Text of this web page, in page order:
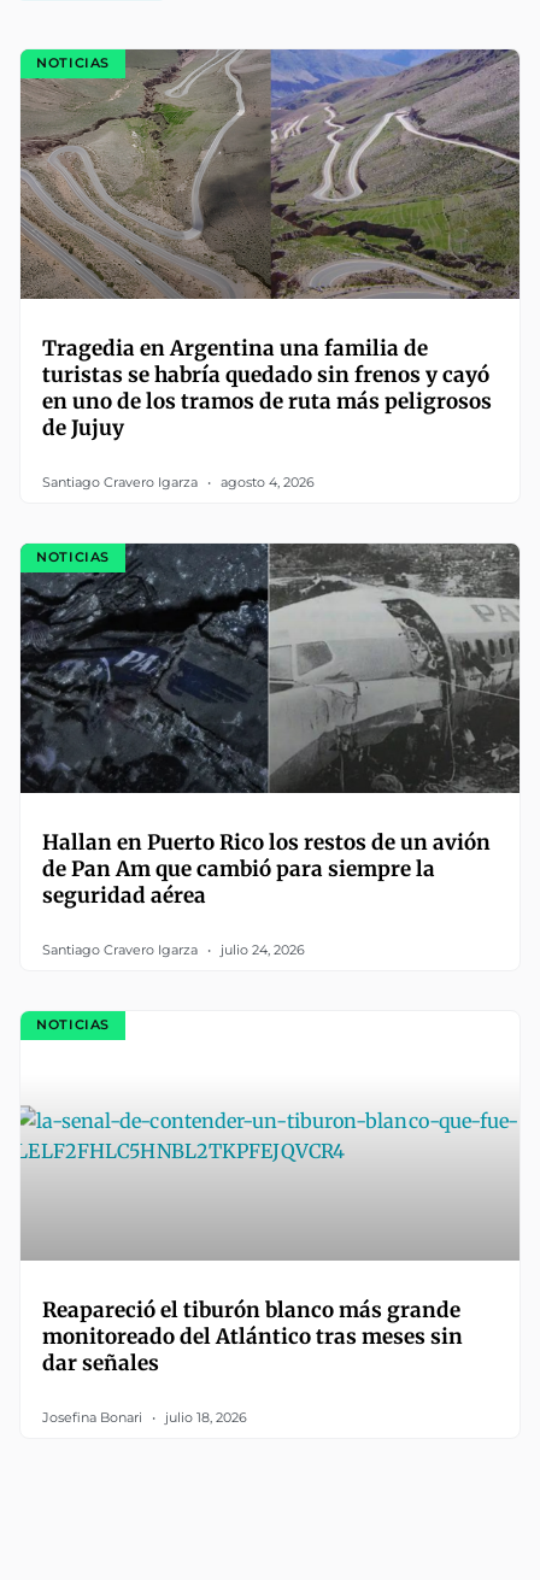
NOTICIAS
Tragedia en Argentina una familia de
turistas se habría quedado sin frenos y cayó
en uno de los tramos de ruta más peligrosos
de Jujuy
Santiago Cravero Igarza agosto 4, 2026
NOTICIAS
Hallan en Puerto Rico los restos de un avión
de Pan Am que cambió para siempre la
seguridad aérea
Santiago Cravero Igarza julio 24, 2026
NOTICIAS
Reapareció el tiburón blanco más grande
monitoreado del Atlántico tras meses sin
dar señales
Josefina Bonari julio 18, 2026